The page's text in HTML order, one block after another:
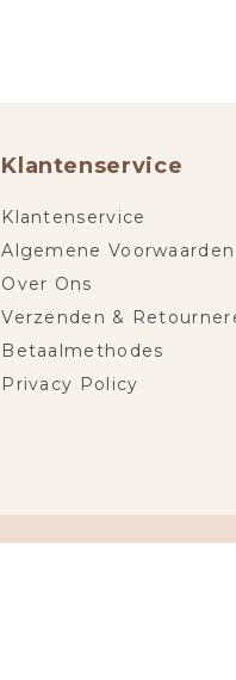
Klantenservice
Klantenservice
Algemene Voorwaarden
Over Ons
Verzenden &
Betaalmethodes
Privacy Policy